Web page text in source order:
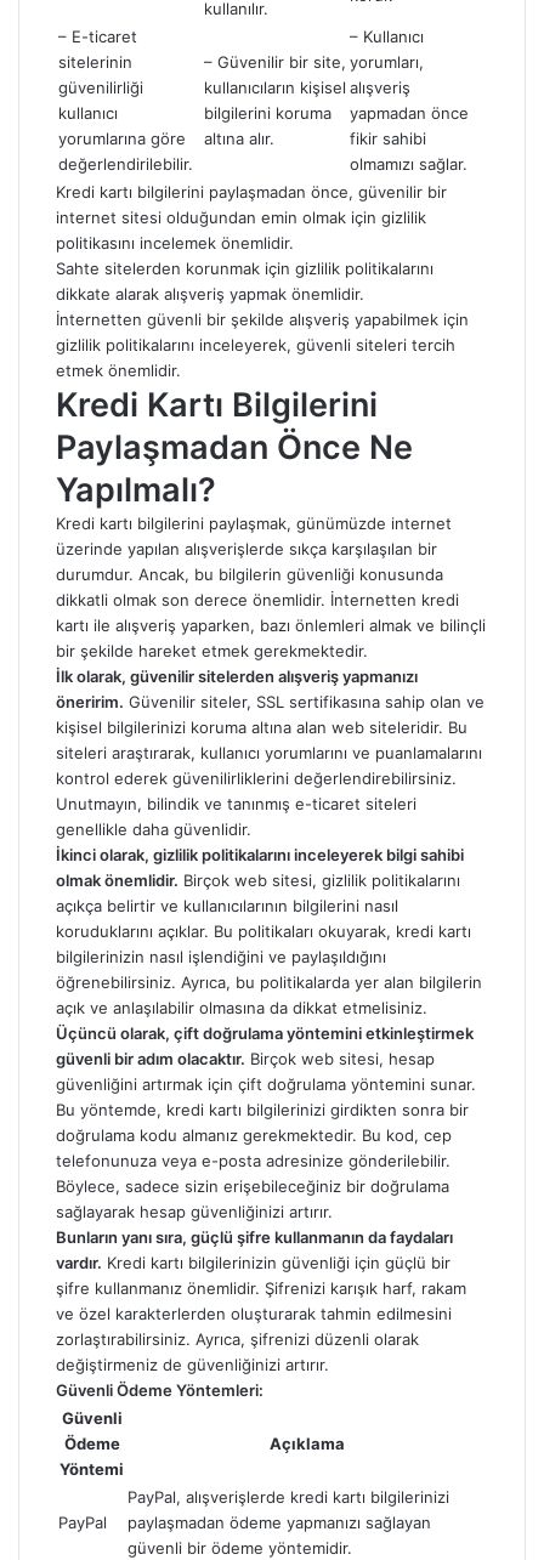
kullanılır.
– E-ticaret
sitelerinin
güvenilirliği
kullanıcı
yorumlarına göre
değerlendirilebilir.
– Güvenilir bir site,
kullanıcıların kişisel
bilgilerini koruma
altına alır.
– Kullanıcı
yorumları,
alışveriş
yapmadan önce
fikir sahibi
olmamızı sağlar.
Kredi kartı bilgilerini paylaşmadan önce, güvenilir bir
internet sitesi olduğundan emin olmak için gizlilik
politikasını incelemek önemlidir.
Sahte sitelerden korunmak için gizlilik politikalarını
dikkate alarak alışveriş yapmak önemlidir.
İnternetten güvenli bir şekilde alışveriş yapabilmek için
gizlilik politikalarını inceleyerek, güvenli siteleri tercih
etmek önemlidir.
Kredi Kartı Bilgilerini
Paylaşmadan Önce Ne
Yapılmalı?
Kredi kartı bilgilerini paylaşmak, günümüzde internet
üzerinde yapılan alışverişlerde sıkça karşılaşılan bir
durumdur. Ancak, bu bilgilerin güvenliği konusunda
dikkatli olmak son derece önemlidir. İnternetten kredi
kartı ile alışveriş yaparken, bazı önlemleri almak ve bilinçli
bir şekilde hareket etmek gerekmektedir.
İlk olarak, güvenilir sitelerden alışveriş yapmanızı
öneririm. Güvenilir siteler, SSL sertifikasına sahip olan ve
kişisel bilgilerinizi koruma altına alan web siteleridir. Bu
siteleri araştırarak, kullanıcı yorumlarını ve puanlamalarını
kontrol ederek güvenilirliklerini değerlendirebilirsiniz.
Unutmayın, bilindik ve tanınmış e-ticaret siteleri
genellikle daha güvenlidir.
İkinci olarak, gizlilik politikalarını inceleyerek bilgi sahibi
olmak önemlidir. Birçok web sitesi, gizlilik politikalarını
açıkça belirtir ve kullanıcılarının bilgilerini nasıl
koruduklarını açıklar. Bu politikaları okuyarak, kredi kartı
bilgilerinizin nasıl işlendiğini ve paylaşıldığını
öğrenebilirsiniz. Ayrıca, bu politikalarda yer alan bilgilerin
açık ve anlaşılabilir olmasına da dikkat etmelisiniz.
Üçüncü olarak, çift doğrulama yöntemini etkinleştirmek
güvenli bir adım olacaktır. Birçok web sitesi, hesap
güvenliğini artırmak için çift doğrulama yöntemini sunar.
Bu yöntemde, kredi kartı bilgilerinizi girdikten sonra bir
doğrulama kodu almanız gerekmektedir. Bu kod, cep
telefonunuza veya e-posta adresinize gönderilebilir.
Böylece, sadece sizin erişebileceğiniz bir doğrulama
sağlayarak hesap güvenliğinizi artırır.
Bunların yanı sıra, güçlü şifre kullanmanın da faydaları
vardır. Kredi kartı bilgilerinizin güvenliği için güçlü bir
şifre kullanmanız önemlidir. Şifrenizi karışık harf, rakam
ve özel karakterlerden oluşturarak tahmin edilmesini
zorlaştırabilirsiniz. Ayrıca, şifrenizi düzenli olarak
değiştirmeniz de güvenliğinizi artırır.
Güvenli Ödeme Yöntemleri:
Güvenli
Ödeme
Yöntemi
Açıklama
PayPal
PayPal, alışverişlerde kredi kartı bilgilerinizi
paylaşmadan ödeme yapmanızı sağlayan
güvenli bir ödeme yöntemidir.